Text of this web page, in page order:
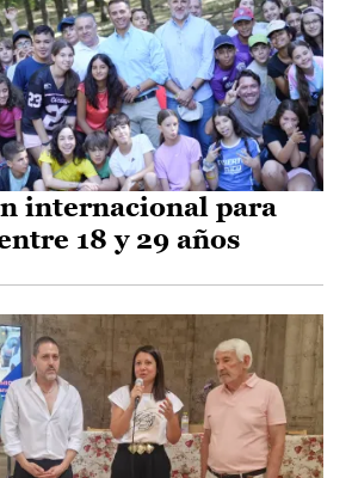
internacional para
18 y 29 años